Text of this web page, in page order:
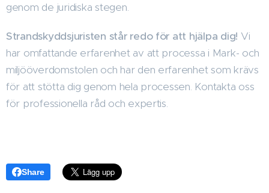
genom de juridiska stegen.
Strandskyddsjuristen står redo för att hjälpa dig! Vi
har omfattande erfarenhet av att processa i Mark- och
miljööverdomstolen och har den erfarenhet som krävs
för att stötta dig genom hela processen. Kontakta oss
för professionella råd och expertis.
Share